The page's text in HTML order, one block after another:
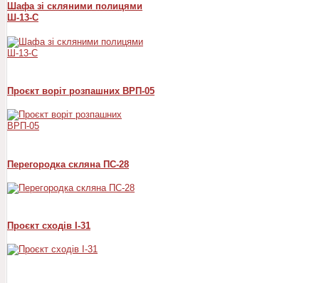
Шафа зі скляними полицями
Ш-13-С
Проєкт воріт розпашних ВРП-05
Перегородка скляна ПС-28
Проєкт сходів I-31